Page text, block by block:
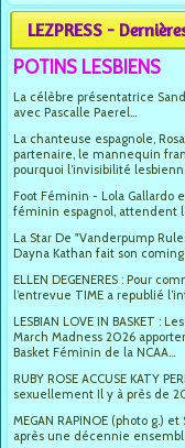
LEZPRESS -
POTINS LESBIENS
La célèbre présentatrice
avec Pascalle Paerel...
La chanteuse espagnole,
partenaire, le mannequin
pourquoi l’invisibilité
Foot Féminin - Lola Gallardo
féminin espagnol, attendent
La Star De "Vanderpump
Dayna Kathan fait son
ELLEN DEGENERES : Pour
l’entrevue TIME a republié
LESBIAN LOVE IN BASKET :
March Madness 2026
Basket Féminin de la NCAA...
RUBY ROSE ACCUSE KATY
sexuellement Il y à près de
MEGAN RAPINOE (photo g.)
après une décennie